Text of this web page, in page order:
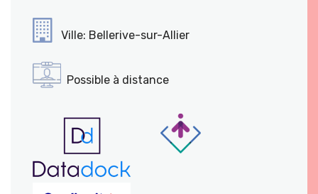
Ville: Bellerive-sur-Allier
Possible à distance